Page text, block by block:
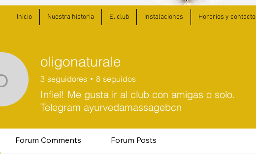
oligonaturale
oligonaturale
3 seguidores 8 seguidos
Infiel! Me gusta ir al club con amigas o solo.
Telegram ayurvedamassagebcn
Forum Comments Forum Posts
Inicio Nuestra historia El club Instalaciones Horarios y contacto